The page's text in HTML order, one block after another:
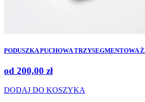
PODUSZKA PUCHOWA TRZYSEGMENTOWA
od 200,00 zł
DODAJ DO KOSZYKA